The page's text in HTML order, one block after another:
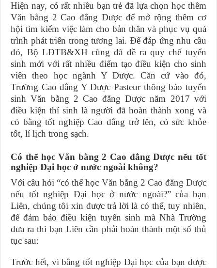
Hiện nay, có rất nhiều bạn trẻ đã lựa chọn học thêm
Văn bằng 2 Cao đẳng Dược để mở rộng thêm cơ
hội tìm kiếm việc làm cho bản thân và phục vụ quá
trình phát triển trong tương lai. Để đáp ứng nhu cầu
đó, Bộ LĐTB&XH cũng đã đề ra quy chế tuyển
sinh mới với rất nhiều điểm tạo điều kiện cho sinh
viên theo học ngành Y Dược. Căn cứ vào đó,
Trường Cao đẳng Y Dược Pasteur thông báo tuyển
sinh Văn bằng 2 Cao đẳng Dược năm 2017 với
điều kiện thí sinh là người đã hoàn thành xong và
có bằng tốt nghiệp Cao đẳng trở lên, có sức khỏe
tốt, lí lịch trong sạch.
Có thể học Văn bằng 2 Cao đẳng Dược nếu tốt
nghiệp Đại học ở nước ngoài không?
Với câu hỏi “có thể học Văn bằng 2 Cao đẳng Dược
nếu tốt nghiệp Đại học ở nước ngoài?” của bạn
Liên, chúng tôi xin được trả lời là có thể, tuy nhiên,
để đảm bảo điều kiện tuyển sinh mà Nhà Trường
đưa ra thì bạn Liên cần phải hoàn thành một số thủ
tục sau:
Trước hết, vì bằng tốt nghiệp Đại học của bạn được